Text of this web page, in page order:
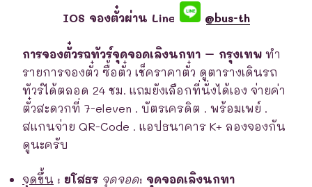
IOS จองตั๋วผ่าน Line
@bus-th
การจองตั๋วรถทัวร์จุดจอดเลิงนกทา – กรุงเทพ ทำ
รายการจองตั๋ว ซื้อตั๋ว เช็คราคาตั๋ว ดูตารางเดินรถ
ทัวร์ได้ตลอด 24 ชม. แถมยังเลือกที่นั่งได้เอง จ่ายค่า
ตั๋วสะดวกที่ 7-eleven . บัตรเครดิต . พร้อมเพย์ .
สแกนจ่าย QR-Code . แอปธนาคาร K+ ลองจองกัน
ดูนะครับ
จุดขึ้น : ยโสธร จุดจอด: จุดจอดเลิงนกทา